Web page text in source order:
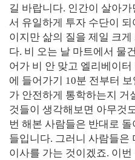
길 바랍니다. 인간이 살아
서 유일하게 투자 수단이
이지만 삶의 질을 제일 크
다. 비 오는 날 마트에서 물
어가 비 안 맞고 엘리베이
에 들어가기 10분 전부터
가 안전하게 통학하는지 거
것들이 생각해보면 아무것
번 해본 사람들은 반대로
들입니다. 그러니 사람들은
이사를 가는 것이겠죠. 이